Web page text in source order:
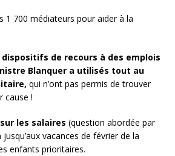
700 médiateurs pour aider à la
de recours à des emplois
Blanquer a utilisés tout au
qui n’ont pas permis de trouver
cause !
les salaires (question abordée par
vacances de février de la
enfants prioritaires.